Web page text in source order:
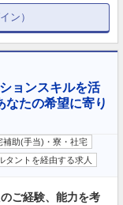
ン）
ョンスキルを活
たの希望に寄り
補助(手当)・寮・社宅
タントを経由する求人
ご経験、能力を考